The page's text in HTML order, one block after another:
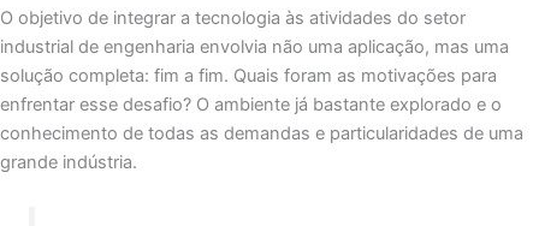
O objetivo de integrar a tecnologia às atividades do setor
industrial de engenharia envolvia não uma aplicação, mas uma
solução completa: fim a fim. Quais foram as motivações para
enfrentar esse desafio? O ambiente já bastante explorado e o
conhecimento de todas as demandas e particularidades de uma
grande indústria.